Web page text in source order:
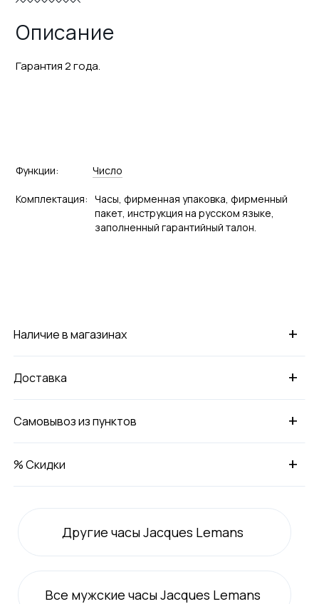
Описание
Гарантия 2 года.
Функции: Число
Комплектация: Часы, фирменная упаковка, фирменный
пакет, инструкция на русском языке,
заполненный гарантийный талон.
+
Наличие в магазинах
+
Доставка
+
Самовывоз из пунктов
+
% Скидки
Другие часы Jacques Lemans
Все мужские часы Jacques Lemans